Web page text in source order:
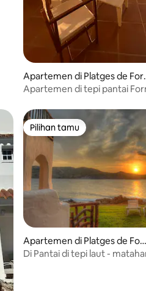
Apartemen di Platges de
lls
Apartemen di tepi pantai
Pilihan tamu
Pilihan tamu
Apartemen di Platges de For
nells
Di Pantai di tepi laut -